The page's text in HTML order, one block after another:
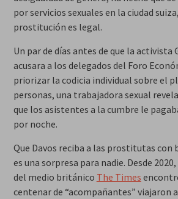
por servicios sexuales en la ciudad
prostitución es legal.
Un par de días antes de que la activista
acusara a los delegados del Foro
priorizar la codicia individual sobre el
personas, una trabajadora sexual
que los asistentes a la cumbre le
por noche.
Que Davos reciba a las prostitutas con
es una sorpresa para nadie. Desde
del medio británico The Times
centenar de “acompañantes” viajaron